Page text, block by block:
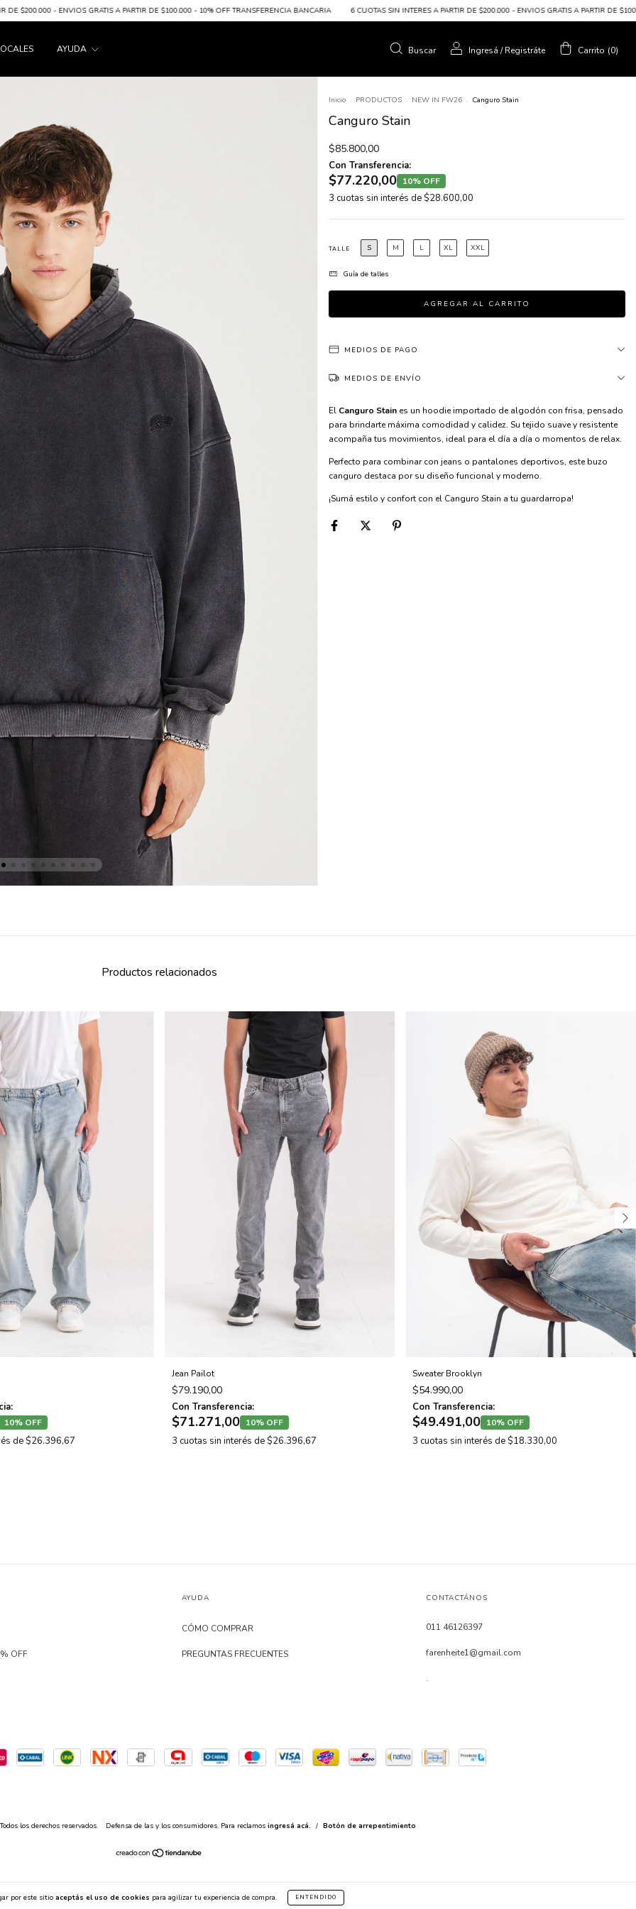
GRATIS A PARTIR DE $100.000 - 10% OFF TRANSFERENCIA BANCARIA 6 CUOTAS SIN INTERES A PARTIR DE $200.000 - ENVIOS GRATIS A PARTIR DE $100.000 - 10% OFF
AYUDA Buscar Ingresá /Registráte Carrito (0)
por este sitio aceptás el uso de cookies para agilizar tu experiencia de compra. ENTENDIDO
Inicio . PRODUCTOS . NEW IN FW26 . Canguro Stain
Canguro Stain
$85.800,00
Con Transferencia:
$77.220,00 10% OFF
3 cuotas sin interés de $28.600,00
TALLE S M L XL XXL
Guía de talles
MEDIOS DE PAGO
MEDIOS DE ENVÍO
El Canguro Stain es un hoodie importado de algodón con frisa, pensado
para brindarte máxima comodidad y calidez. Su tejido suave y resistente
acompaña tus movimientos, ideal para el día a día o momentos de relax.
Perfecto para combinar con jeans o pantalones deportivos, este buzo
canguro destaca por su diseño funcional y moderno.
¡Sumá estilo y confort con el Canguro Stain a tu guardarropa!
Productos relacionados
10% OFF
de $26.396,67
Jean Pailot
$79.190,00
Con Transferencia:
$71.271,00 10% OFF
3 cuotas sin interés de $26.396,67
Sweater Brooklyn
$54.990,00
Con Transferencia:
$49.491,00 10% OFF
3 cuotas sin interés de $18.330,00
OFF
AYUDA
CÓMO COMPRAR
PREGUNTAS FRECUENTES
CONTACTÁNOS
011 46126397
farenheite1@gmail.com
.
los derechos reservados. Defensa de las y los consumidores. Para reclamos ingresá acá. / Botón de arrepentimiento